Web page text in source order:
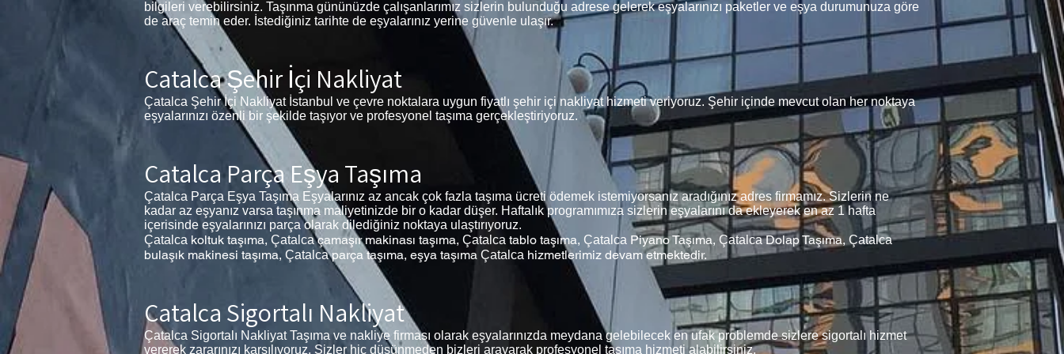
bilgileri verebilirsiniz. Taşınma gününüzde çalışanlarımız sizlerin bulunduğu adrese gelerek eşyalarınızı paketler ve eşya durumunuza göre
de araç temin eder. İstediğiniz tarihte de eşyalarınız yerine güvenle ulaşır.
Çatalca Şehir İçi Nakliyat
Çatalca Şehir İçi Nakliyat İstanbul ve çevre noktalara uygun fiyatlı şehir içi nakliyat hizmeti veriyoruz. Şehir içinde mevcut olan her noktaya
eşyalarınızı özenli bir şekilde taşıyor ve profesyonel taşıma gerçekleştiriyoruz.
Çatalca Parça Eşya Taşıma
Çatalca Parça Eşya Taşıma Eşyalarınız az ancak çok fazla taşıma ücreti ödemek istemiyorsanız aradığınız adres firmamız. Sizlerin ne
kadar az eşyanız varsa taşınma maliyetinizde bir o kadar düşer. Haftalık programımıza sizlerin eşyalarını da ekleyerek en az 1 hafta
içerisinde eşyalarınızı parça olarak dilediğiniz noktaya ulaştırıyoruz.
Çatalca koltuk taşıma, Çatalcaçamaşır makinası taşıma, Çatalca tablo taşıma, Çatalca Piyano Taşıma, ÇatalcaDolap Taşıma, Çatalca
bulaşık makinesi taşıma, Çatalcaparça taşıma, eşya taşıma Çatalca hizmetlerimiz devam etmektedir.
Çatalca Sigortalı Nakliyat
Çatalca Sigortalı Nakliyat Taşıma ve nakliye firması olarak eşyalarınızda meydana gelebilecek en ufak problemde sizlere sigortalı hizmet
vererek zararınızı karşılıyoruz. Sizler hiç düşünmeden bizleri arayarak profesyonel taşıma hizmeti alabilirsiniz.